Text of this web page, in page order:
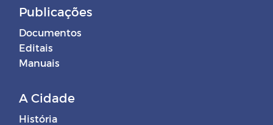
Publicações
Documentos
Editais
Manuais
A Cidade
História